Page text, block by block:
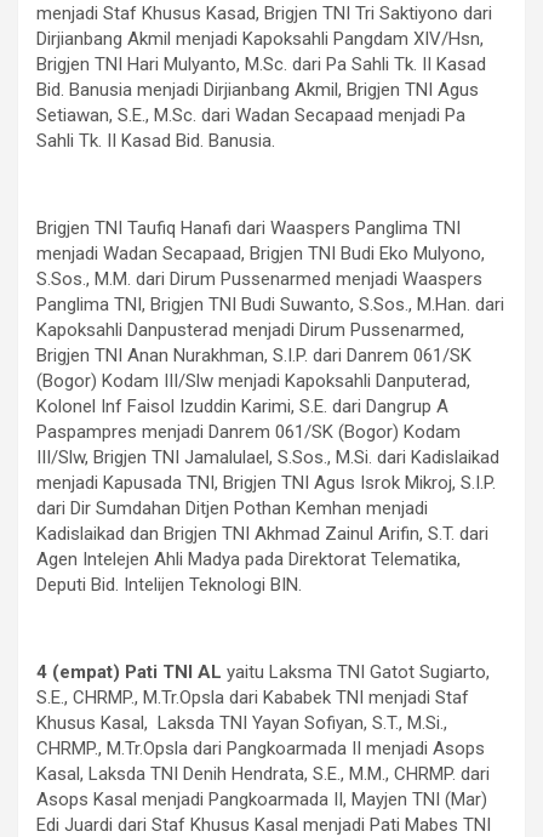
menjadi Staf Khusus Kasad, Brigjen TNI Tri Saktiyono dari
Dirjianbang Akmil menjadi Kapoksahli Pangdam XIV/Hsn,
Brigjen TNI Hari Mulyanto, M.Sc. dari Pa Sahli Tk. II Kasad
Bid. Banusia menjadi Dirjianbang Akmil, Brigjen TNI Agus
Setiawan, S.E., M.Sc. dari Wadan Secapaad menjadi Pa
Sahli Tk. II Kasad Bid. Banusia.
Brigjen TNI Taufiq Hanafi dari Waaspers Panglima TNI
menjadi Wadan Secapaad, Brigjen TNI Budi Eko Mulyono,
S.Sos., M.M. dari Dirum Pussenarmed menjadi Waaspers
Panglima TNI, Brigjen TNI Budi Suwanto, S.Sos., M.Han. dari
Kapoksahli Danpusterad menjadi Dirum Pussenarmed,
Brigjen TNI Anan Nurakhman, S.I.P. dari Danrem 061/SK
(Bogor) Kodam III/Slw menjadi Kapoksahli Danputerad,
Kolonel Inf Faisol Izuddin Karimi, S.E. dari Dangrup A
Paspampres menjadi Danrem 061/SK (Bogor) Kodam
III/Slw, Brigjen TNI Jamalulael, S.Sos., M.Si. dari Kadislaikad
menjadi Kapusada TNI, Brigjen TNI Agus Isrok Mikroj, S.I.P.
dari Dir Sumdahan Ditjen Pothan Kemhan menjadi
Kadislaikad dan Brigjen TNI Akhmad Zainul Arifin, S.T. dari
Agen Intelejen Ahli Madya pada Direktorat Telematika,
Deputi Bid. Intelijen Teknologi BIN.
4 (empat) Pati TNI AL yaitu Laksma TNI Gatot Sugiarto,
S.E., CHRMP., M.Tr.Opsla dari Kababek TNI menjadi Staf
Khusus Kasal, Laksda TNI Yayan Sofiyan, S.T., M.Si.,
CHRMP., M.Tr.Opsla dari Pangkoarmada II menjadi Asops
Kasal, Laksda TNI Denih Hendrata, S.E., M.M., CHRMP. dari
Asops Kasal menjadi Pangkoarmada II, Mayjen TNI (Mar)
Edi Juardi dari Staf Khusus Kasal menjadi Pati Mabes TNI